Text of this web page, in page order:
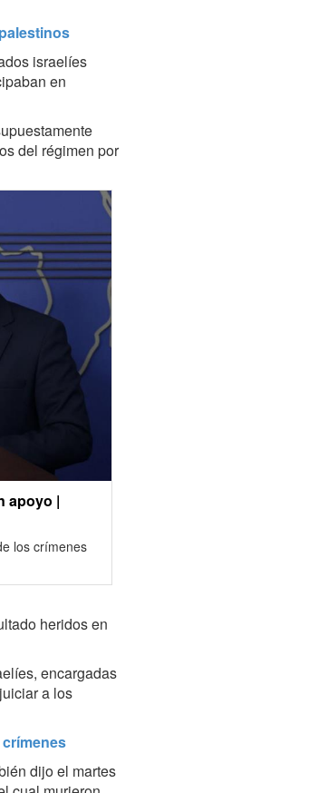
israelíes
en
del régimen por
apoyo |
los crímenes
heridos en
encargadas
a los
dijo el martes